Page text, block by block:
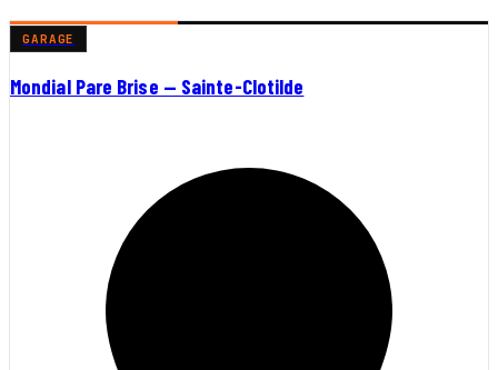
GARAGE
Mondial Pare Brise — Sainte-Clotilde